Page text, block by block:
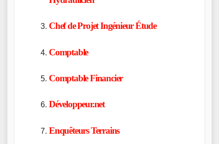
Chef de Projet Ingénieur Étude
Comptable
Comptable Financier
Développeur.net
Enquêteurs Terrains